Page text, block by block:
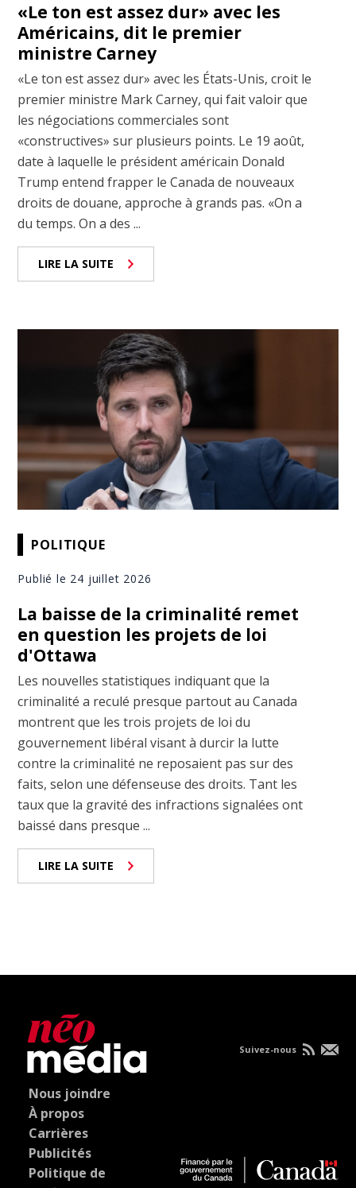
«Le ton est assez dur» avec les
Américains, dit le premier
ministre Carney
«Le ton est assez dur» avec les États-Unis, croit le
premier ministre Mark Carney, qui fait valoir que
les négociations commerciales sont
«constructives» sur plusieurs points. Le 19 août,
date à laquelle le président américain Donald
Trump entend frapper le Canada de nouveaux
droits de douane, approche à grands pas. «On a
du temps. On a des ...
LIRE LA SUITE
POLITIQUE
Publié le 24 juillet 2026
La baisse de la criminalité remet
en question les projets de loi
d'Ottawa
Les nouvelles statistiques indiquant que la
criminalité a reculé presque partout au Canada
montrent que les trois projets de loi du
gouvernement libéral visant à durcir la lutte
contre la criminalité ne reposaient pas sur des
faits, selon une défenseuse des droits. Tant les
taux que la gravité des infractions signalées ont
baissé dans presque ...
LIRE LA SUITE
Nous joindre
À propos
Carrières
Publicités
Politique de
Suivez-nous